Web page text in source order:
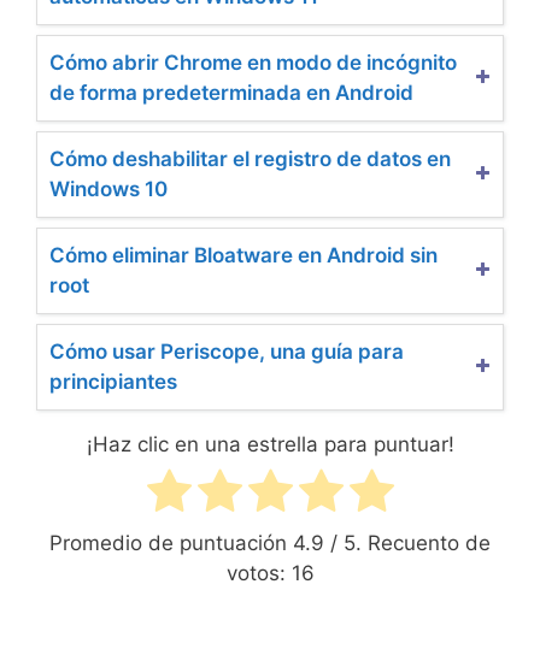
Cómo abrir Chrome en modo de incógnito
de forma predeterminada en Android
Cómo deshabilitar el registro de datos en
Windows 10
Cómo eliminar Bloatware en Android sin
root
Cómo usar Periscope, una guía para
principiantes
¡Haz clic en una estrella para puntuar!
Promedio de puntuación 4.9 / 5. Recuento de
votos: 16